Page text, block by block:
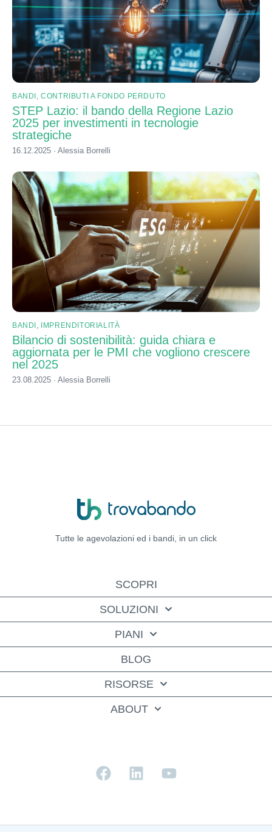
BANDI ,CONTRIBUTI A FONDO PERDUTO
STEP Lazio: il bando della Regione Lazio
2025 per investimenti in tecnologie
strategiche
16.12.2025 · Alessia Borrelli
BANDI , IMPRENDITORIALITÀ
Bilancio di sostenibilità: guida chiara e
aggiornata per le PMI che vogliono crescere
nel 2025
23.08.2025 · Alessia Borrelli
Tutte le agevolazioni ed i bandi, in un click
SCOPRI
SOLUZIONI
PIANI
BLOG
RISORSE
ABOUT